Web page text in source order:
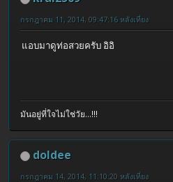
กรกฎาคม 11, 2014, 09:47:16 หลังเที่ยง
แอบมาดูท่อสวยครับ อิอิ
มันอยู่ที่ใจไม่ใช่วัย...!!!
doldee
กรกฎาคม 14, 2014, 11:10:20 หลังเที่ยง